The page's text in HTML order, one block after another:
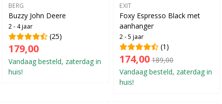
BERG
Buzzy John Deere
2 - 4 jaar
(25)
179,00
Vandaag besteld, zaterdag in
huis!
EXIT
Foxy Espresso Black met
aanhanger
2 - 5 jaar
(1)
174,00 189,00
Vandaag besteld, zaterdag in
huis!